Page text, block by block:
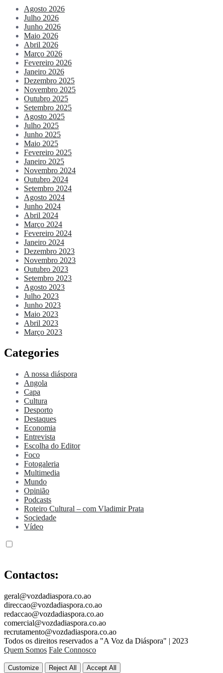
Agosto 2026
Julho 2026
Junho 2026
Maio 2026
Abril 2026
Março 2026
Fevereiro 2026
Janeiro 2026
Dezembro 2025
Novembro 2025
Outubro 2025
Setembro 2025
Agosto 2025
Julho 2025
Junho 2025
Maio 2025
Fevereiro 2025
Janeiro 2025
Novembro 2024
Outubro 2024
Setembro 2024
Agosto 2024
Junho 2024
Abril 2024
Março 2024
Fevereiro 2024
Janeiro 2024
Dezembro 2023
Novembro 2023
Outubro 2023
Setembro 2023
Agosto 2023
Julho 2023
Junho 2023
Maio 2023
Abril 2023
Março 2023
Categories
A nossa diáspora
Angola
Capa
Cultura
Desporto
Destaques
Economia
Entrevista
Escolha do Editor
Foco
Fotogaleria
Multimedia
Mundo
Opinião
Podcasts
Roteiro Cultural – com Vladimir Prata
Sociedade
Vídeo
Contactos:
geral@vozdadiaspora.co.ao
direccao@vozdadiaspora.co.ao
redaccao@vozdadiaspora.co.ao
comercial@vozdadiaspora.co.ao
recrutamento@vozdadiaspora.co.ao
Todos os direitos reservados a "A Voz da Diáspora" | 2023
Quem Somos Fale Connosco
Customize Reject All Accept All